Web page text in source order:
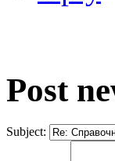
Post
Subject: